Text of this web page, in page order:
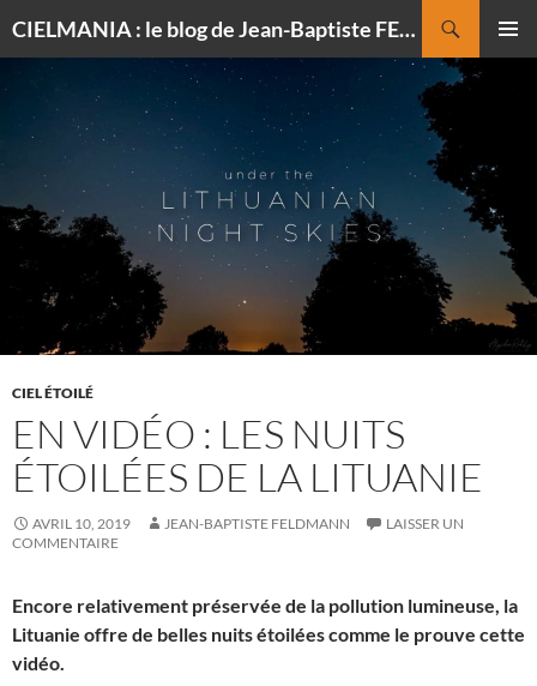
CIELMANIA : le blog de Jean-Baptiste FELDMANN, photographe du ciel
CIEL ÉTOILÉ
EN VIDÉO : LES NUITS
ÉTOILÉES DE LA LITUANIE
AVRIL 10, 2019 JEAN-BAPTISTE FELDMANN
LAISSER UN
COMMENTAIRE
Encore relativement préservée de la pollution lumineuse, la
Lituanie offre de belles nuits étoilées comme le prouve cette
vidéo.